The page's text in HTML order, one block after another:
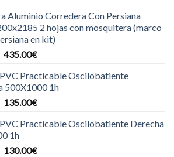
Aluminio Corredera Con Persiana
2 hojas con mosquitera (marco
en kit)
El
original
era:
440.00€.
435.00€El
actual
es:
435.00€.
Practicable Oscilobatiente
500X1000 1h
El
original
era:
140.00€.
135.00€El
actual
135.00€.
Practicable Oscilobatiente Derecha
1h
El
130.00€El